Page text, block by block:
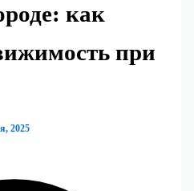
как
при
2025